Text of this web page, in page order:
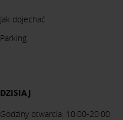
Jak dojechać
Parking
DZISIAJ
Godziny otwarcia: 10:00-20:00